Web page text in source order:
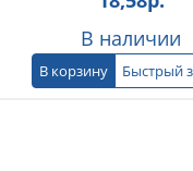
В наличии
В корзину Быстрый